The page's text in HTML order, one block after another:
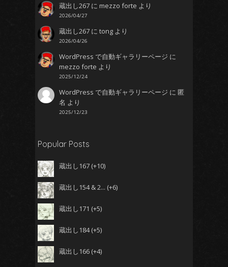
蔵出し267 にmezzo forte より
2026/04/27
蔵出し267 にtong より
2026/04/26
WordPress で自動ギャラリーページ に
mezzo forte より
2025/12/24
WordPress で自動ギャラリーページ に匿
名 より
2025/12/23
Popular Posts
蔵出し167 +10
蔵出し154 & 2... +6
蔵出し171 +5
蔵出し184 +5
蔵出し166 +4